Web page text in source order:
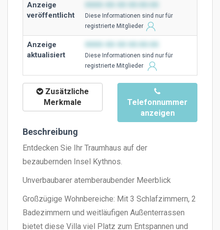
Anzeige
veröffentlicht
Diese Ιnformationen sind nur für
registrierte Mitglieder
Anzeige
aktualisiert
Diese Ιnformationen sind nur für
registrierte Mitglieder
Zusätzliche
Merkmale
Telefonnummer
anzeigen
Beschreibung
Entdecken Sie Ihr Traumhaus auf der
bezaubernden Insel Kythnos.
Unverbaubarer atemberaubender Meerblick
Großzügige Wohnbereiche: Mit 3 Schlafzimmern, 2
Badezimmern und weitläufigen Außenterrassen
bietet diese Villa viel Platz zum Entspannen und